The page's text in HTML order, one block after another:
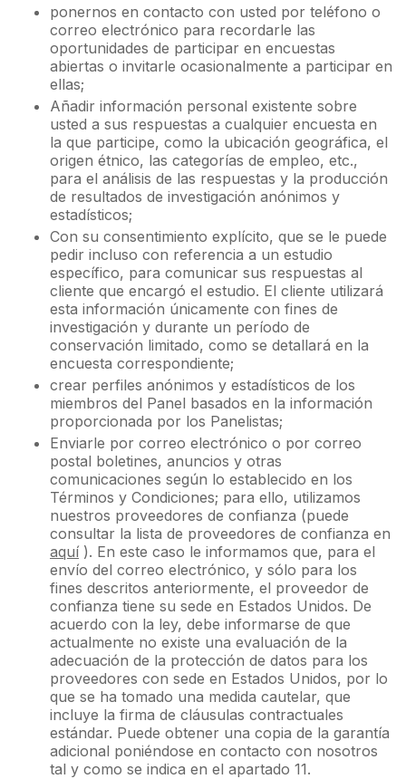
ponernos en contacto con usted por teléfono o
correo electrónico para recordarle las
oportunidades de participar en encuestas
abiertas o invitarle ocasionalmente a participar en
ellas;
Añadir información personal existente sobre
usted a sus respuestas a cualquier encuesta en
la que participe, como la ubicación geográfica, el
origen étnico, las categorías de empleo, etc.,
para el análisis de las respuestas y la producción
de resultados de investigación anónimos y
estadísticos;
Con su consentimiento explícito, que se le puede
pedir incluso con referencia a un estudio
específico, para comunicar sus respuestas al
cliente que encargó el estudio. El cliente utilizará
esta información únicamente con fines de
investigación y durante un período de
conservación limitado, como se detallará en la
encuesta correspondiente;
crear perfiles anónimos y estadísticos de los
miembros del Panel basados en la información
proporcionada por los Panelistas;
Enviarle por correo electrónico o por correo
postal boletines, anuncios y otras
comunicaciones según lo establecido en los
Términos y Condiciones; para ello, utilizamos
nuestros proveedores de confianza (puede
consultar la lista de proveedores de confianza en
aquí). En este caso le informamos que, para el
envío del correo electrónico, y sólo para los
fines descritos anteriormente, el proveedor de
confianza tiene su sede en Estados Unidos. De
acuerdo con la ley, debe informarse de que
actualmente no existe una evaluación de la
adecuación de la protección de datos para los
proveedores con sede en Estados Unidos, por lo
que se ha tomado una medida cautelar, que
incluye la firma de cláusulas contractuales
estándar. Puede obtener una copia de la garantía
adicional poniéndose en contacto con nosotros
tal y como se indica en el apartado 11.